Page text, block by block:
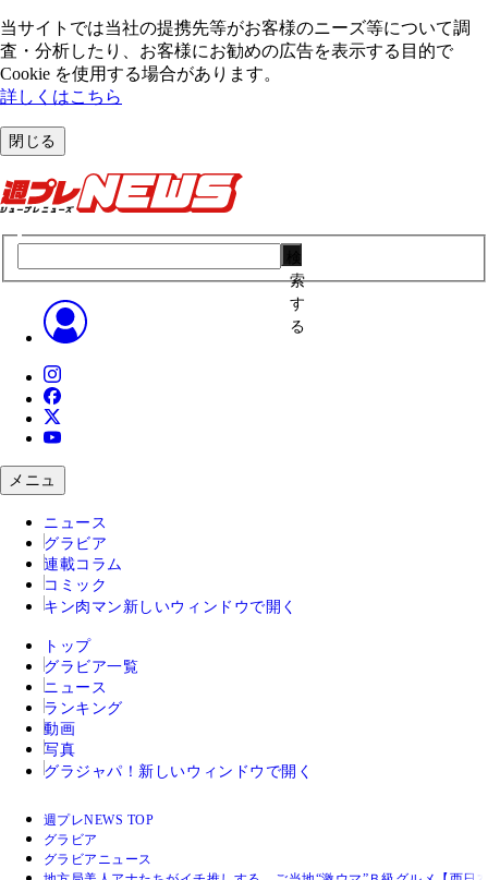
当サイトでは当社の提携先等がお客様のニーズ等について調
査・分析したり、お客様にお勧めの広告を表⽰する⽬的で
Cookie を使⽤する場合があります。
詳しくはこちら
閉じる
索
す
る
メニュ
ニュース
グラビア
連載コラム
コミック
キン肉マン 新しいウィンドウで開く
トップ
グラビア一覧
ニュース
ランキング
動画
写真
グラジャパ！ 新しいウィンドウで開く
週プレNEWS TOP
グラビア
グラビアニュース